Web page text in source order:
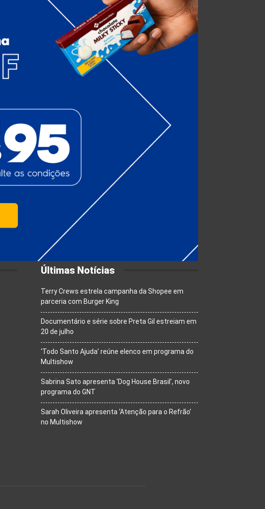
Últimas Notícias
Terry Crews estrela campanha da Shopee em
parceria com Burger King
Documentário e série sobre Preta Gil estreiam em
20 de julho
‘Todo Santo Ajuda’ reúne elenco em programa do
Multishow
Sabrina Sato apresenta ‘Dog House Brasil’, novo
programa do GNT
Sarah Oliveira apresenta ‘Atenção para o Refrão’
no Multishow